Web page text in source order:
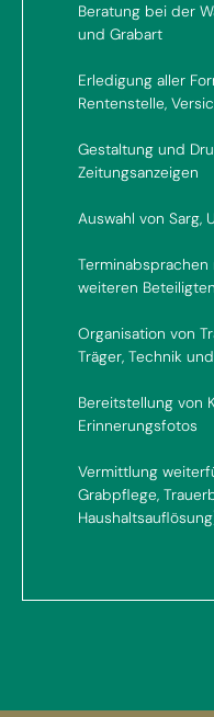
Beratung bei der
und Grabart
Erledigung aller
Rentenstelle,
Gestaltung und
Zeitungsanzeigen
Auswahl von Sarg,
weiteren Beteiligten
Organisation von
Träger, Technik
Bereitstellung von
Erinnerungsfotos
Vermittlung
Grabpflege,